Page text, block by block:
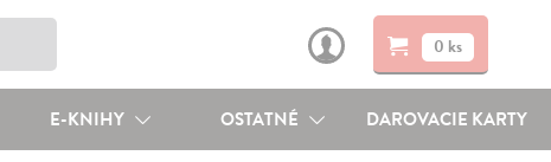
0 ks
E-KNIHY OSTATNÉ DAROVACIE KARTY